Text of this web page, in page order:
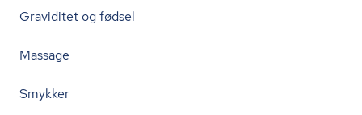
Graviditet og fødsel
Massage
Smykker